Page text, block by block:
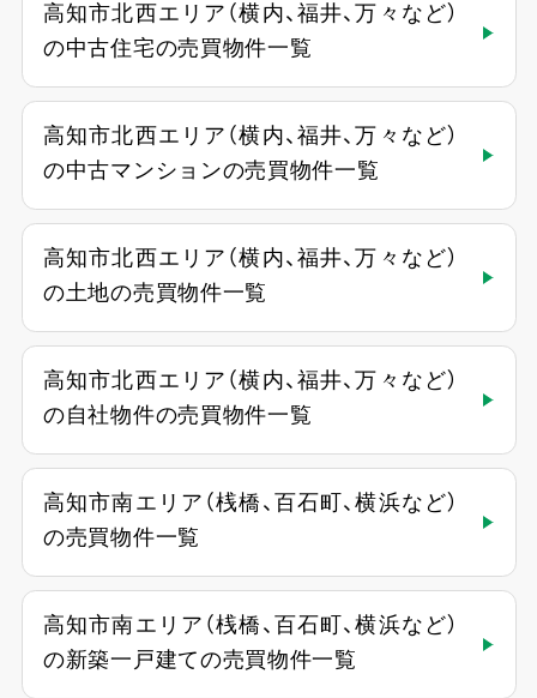
高知市北西エリア（横内、福井、万々など）
の中古住宅の売買物件一覧
高知市北西エリア（横内、福井、万々など）
の中古マンションの売買物件一覧
高知市北西エリア（横内、福井、万々など）
の土地の売買物件一覧
高知市北西エリア（横内、福井、万々など）
の自社物件の売買物件一覧
高知市南エリア（桟橋、百石町、横浜など）
の売買物件一覧
高知市南エリア（桟橋、百石町、横浜など）
の新築一戸建ての売買物件一覧